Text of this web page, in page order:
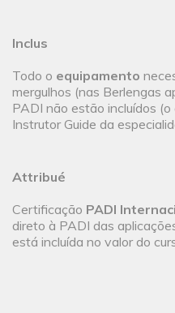
Inclus
Todo o equipamento
mergulhos (nas Berlengas
PADI não estão incluídos
Instrutor Guide da
Attribué
Certificação PADI
direto à PADI das
está incluída no valor do